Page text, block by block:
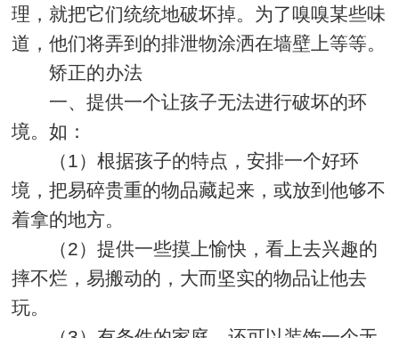
理，就把它们统统地破坏掉。为了嗅嗅某些味
道，他们将弄到的排泄物涂洒在墙壁上等等。
矫正的办法
一、提供一个让孩子无法进行破坏的环
境。如：
（1）根据孩子的特点，安排一个好环
境，把易碎贵重的物品藏起来，或放到他够不
着拿的地方。
（2）提供一些摸上愉快，看上去兴趣的
摔不烂，易搬动的，大而坚实的物品让他去
玩。